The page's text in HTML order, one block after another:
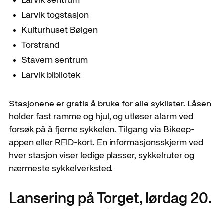
Larvik togstasjon
Kulturhuset Bølgen
Torstrand
Stavern sentrum
Larvik bibliotek
Stasjonene er gratis å bruke for alle syklister. Låsen
holder fast ramme og hjul, og utløser alarm ved
forsøk på å fjerne sykkelen. Tilgang via Bikeep-
appen eller RFID-kort. En informasjonsskjerm ved
hver stasjon viser ledige plasser, sykkelruter og
nærmeste sykkelverksted.
Lansering på Torget, lørdag 20.